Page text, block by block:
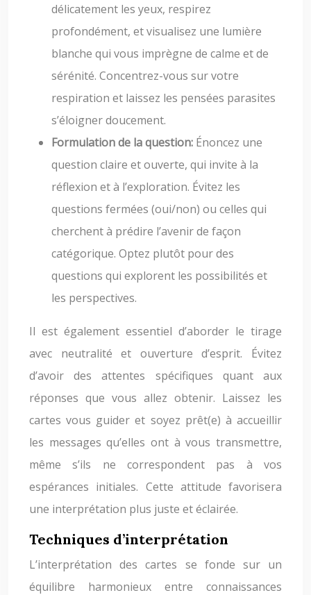
délicatement les yeux, respirez
profondément, et visualisez une lumière
blanche qui vous imprègne de calme et de
sérénité. Concentrez-vous sur votre
respiration et laissez les pensées parasites
s’éloigner doucement.
Formulation de la question: Énoncez une
question claire et ouverte, qui invite à la
réflexion et à l’exploration. Évitez les
questions fermées (oui/non) ou celles qui
cherchent à prédire l’avenir de façon
catégorique. Optez plutôt pour des
questions qui explorent les possibilités et
les perspectives.
Il est également essentiel d’aborder le tirage
avec neutralité et ouverture d’esprit. Évitez
d’avoir des attentes spécifiques quant aux
réponses que vous allez obtenir. Laissez les
cartes vous guider et soyez prêt(e) à accueillir
les messages qu’elles ont à vous transmettre,
même s’ils ne correspondent pas à vos
espérances initiales. Cette attitude favorisera
une interprétation plus juste et éclairée.
Techniques d’interprétation
L’interprétation des cartes se fonde sur un
équilibre harmonieux entre connaissances